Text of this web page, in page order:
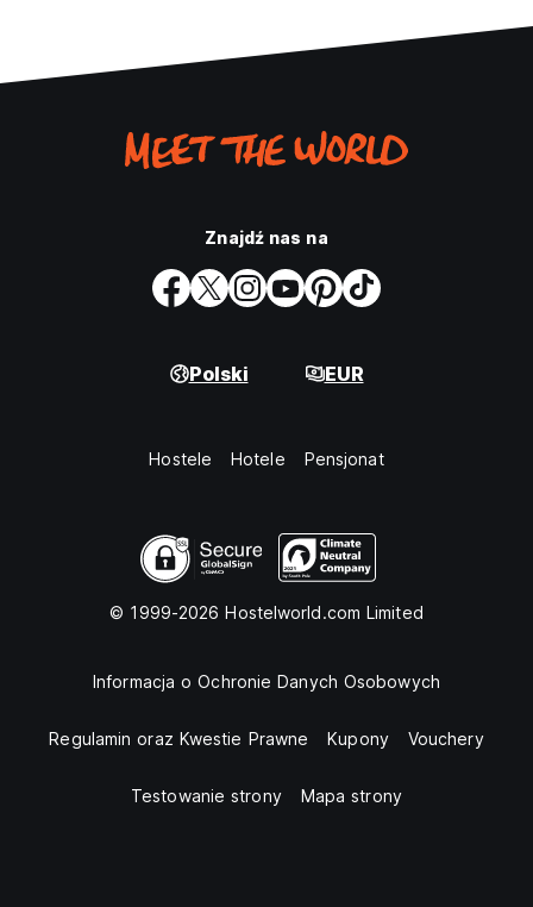
Znajdź nas na
Polski EUR
Hostele Hotele Pensjonat
© 1999-2026 Hostelworld.com Limited
Informacja o Ochronie Danych Osobowych
Regulamin oraz Kwestie Prawne Kupony Vouchery
Testowanie strony Mapa strony